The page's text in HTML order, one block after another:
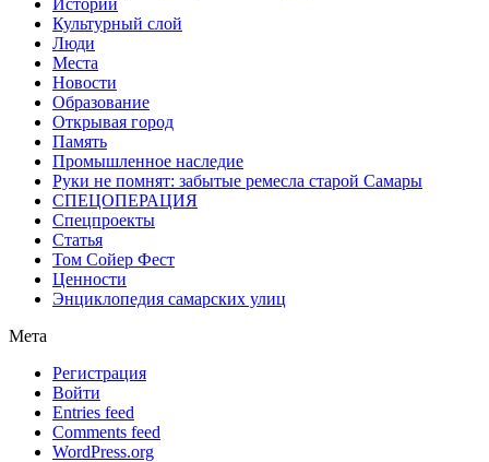
Культурный слой
Люди
Места
Новости
Образование
Открывая город
Память
Промышленное наследие
Руки не помнят: забытые ремесла старой Самары
СПЕЦОПЕРАЦИЯ
Спецпроекты
Статья
Том Сойер Фест
Ценности
Энциклопедия самарских улиц
Мета
Регистрация
Войти
Entries feed
Comments feed
WordPress.org